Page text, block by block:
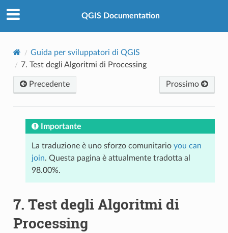
QGIS Documentation
Guida per sviluppatori di QGIS
7. Test degli Algoritmi di Processing
Precedente Prossimo
Importante
La traduzione è uno sforzo comunitario you can
join. Questa pagina è attualmente tradotta al
98.00%.
7. Test degli Algoritmi di
Processing